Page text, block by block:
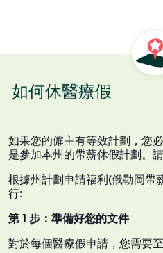
如何休醫療假
如果您的僱主有等效計劃，您
是參加本州的帶薪休假計劃。
根據州計劃申請福利(俄勒岡帶
行:
第 1 步：準備好您的文件
對於每個醫療假申請，您需要